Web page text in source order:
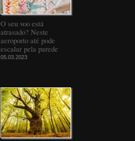
O seu voo está
atrasado? Neste
aeroporto até pode
escalar pela parede
05.03.2023